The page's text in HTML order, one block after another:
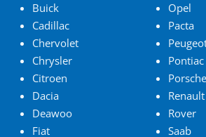
Buick
Cadillac
Chervolet
Chrysler
Citroen
Dacia
Deawoo
Fiat
Opel
Pacta
Pontiac
Porsche
Renault
Rover
Saab